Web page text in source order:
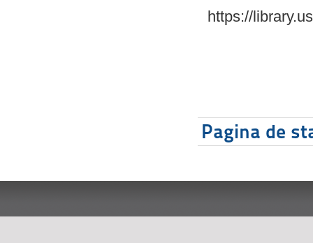
https://
Pagina de